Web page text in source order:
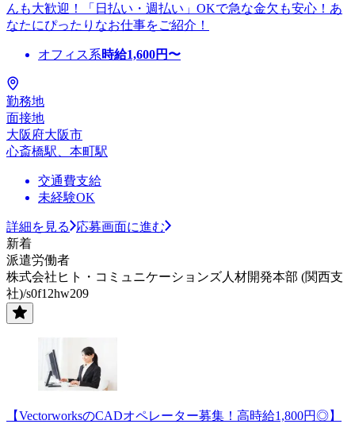
んも大歓迎！「日払い・週払い」OKで急な金欠も安心！あ
なたにぴったりなお仕事をご紹介！
オフィス系時給1,600円〜
勤務地
面接地
大阪府大阪市
心斎橋駅、本町駅
交通費支給
未経験OK
詳細を見る
応募画面に進む
新着
派遣労働者
株式会社ヒト・コミュニケーションズ人材開発本部 (関西支
社)/s0f12hw209
【VectorworksのCADオペレーター募集！高時給1,800円◎】